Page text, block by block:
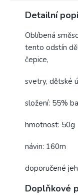
Detailní
Oblíbená
tento odstín
čepice,
svetry, dětské
složení: 55%
hmotnost: 50g
návin: 160m
doporučené
Doplňkové